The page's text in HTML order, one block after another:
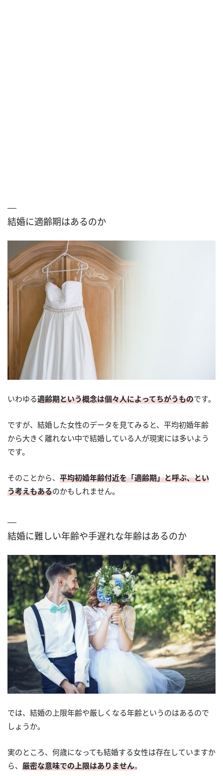
結婚に適齢期はあるのか
いわゆる適齢期という概念は個々人によってちがうものです。
ですが、結婚した女性のデータを見てみると、平均初婚年齢
から大きく離れない中で結婚している人が現実には多いよう
です。
そのことから、 平均初婚年齢付近を「適齢期」と呼ぶ、とい
う考えもあるのかもしれません。
結婚に難しい年齢や手遅れな年齢はあるのか
では、結婚の上限年齢や厳しくなる年齢というのはあるので
しょうか。
実のところ、何歳になっても結婚する女性は存在していますか
ら、 厳密な意味での上限はありません。